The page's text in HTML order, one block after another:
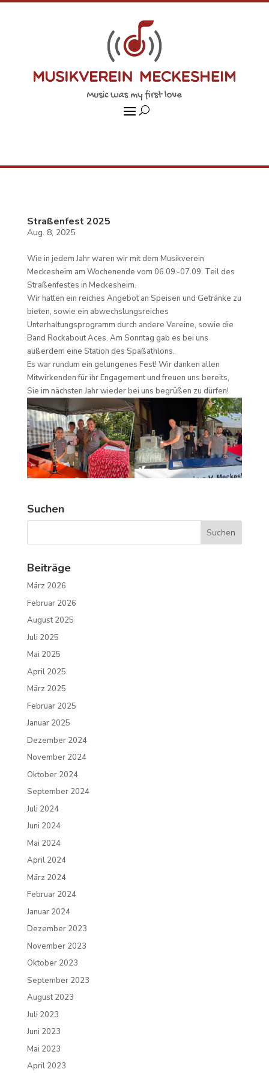
Straßenfest 2025
Aug. 8, 2025
Wie in jedem Jahr waren wir mit dem Musikverein
Meckesheim am Wochenende vom 06.09.-07.09. Teil des
Straßenfestes in Meckesheim.
Wir hatten ein reiches Angebot an Speisen und Getränke zu
bieten, sowie ein abwechslungsreiches
Unterhaltungsprogramm durch andere Vereine, sowie die
Band Rockabout Aces. Am Sonntag gab es bei uns
außerdem eine Station des Spaßathlons.
Es war rundum ein gelungenes Fest! Wir danken allen
Mitwirkenden für ihr Engagement und freuen uns bereits,
Sie im nächsten Jahr wieder bei uns begrüßen zu dürfen!
Suchen
Beiträge
März 2026
Februar 2026
August 2025
Juli 2025
Mai 2025
April 2025
März 2025
Februar 2025
Januar 2025
Dezember 2024
November 2024
Oktober 2024
September 2024
Juli 2024
Juni 2024
Mai 2024
April 2024
März 2024
Februar 2024
Januar 2024
Dezember 2023
November 2023
Oktober 2023
September 2023
August 2023
Juli 2023
Juni 2023
Mai 2023
April 2023